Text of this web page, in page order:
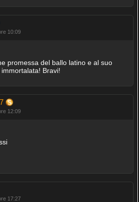
10:09
promessa del ballo latino e al suo
Bravi!
12:09
17:27